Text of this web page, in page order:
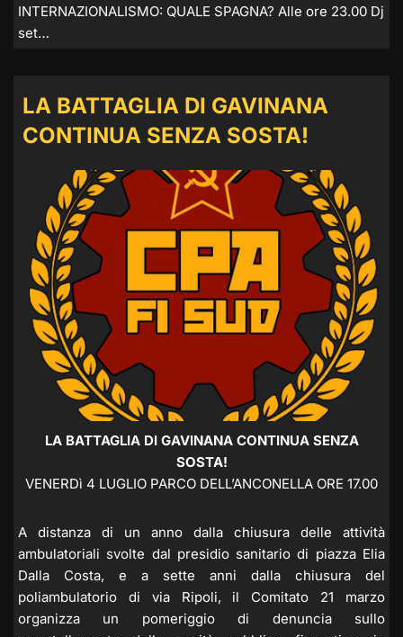
INTERNAZIONALISMO: QUALE SPAGNA? Alle ore 23.00 Dj
set…
LA BATTAGLIA DI GAVINANA
CONTINUA SENZA SOSTA!
LA BATTAGLIA DI GAVINANA CONTINUA SENZA
SOSTA!
VENERDì 4 LUGLIO PARCO DELL’ANCONELLA ORE 17.00
A distanza di un anno dalla chiusura delle attività
ambulatoriali svolte dal presidio sanitario di piazza Elia
Dalla Costa, e a sette anni dalla chiusura del
poliambulatorio di via Ripoli, il Comitato 21 marzo
organizza un pomeriggio di denuncia sullo